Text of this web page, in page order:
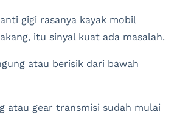
gigi rasanya kayak mobil
itu sinyal kuat ada masalah.
atau berisik dari bawah
atau gear transmisi sudah mulai